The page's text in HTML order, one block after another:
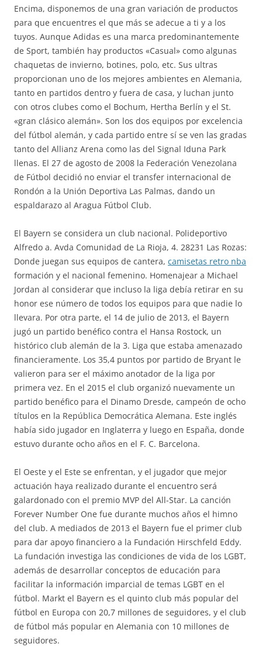
Encima, disponemos de una gran variación de productos
para que encuentres el que más se adecue a ti y a los
tuyos. Aunque Adidas es una marca predominantemente
de Sport, también hay productos «Casual» como algunas
chaquetas de invierno, botines, polo, etc. Sus ultras
proporcionan uno de los mejores ambientes en Alemania,
tanto en partidos dentro y fuera de casa, y luchan junto
con otros clubes como el Bochum, Hertha Berlín y el St.
«gran clásico alemán». Son los dos equipos por excelencia
del fútbol alemán, y cada partido entre sí se ven las gradas
tanto del Allianz Arena como las del Signal Iduna Park
llenas. El 27 de agosto de 2008 la Federación Venezolana
de Fútbol decidió no enviar el transfer internacional de
Rondón a la Unión Deportiva Las Palmas, dando un
espaldarazo al Aragua Fútbol Club.
El Bayern se considera un club nacional. Polideportivo
Alfredo a. Avda Comunidad de La Rioja, 4. 28231 Las Rozas:
Donde juegan sus equipos de cantera, camisetas retro nba
formación y el nacional femenino. Homenajear a Michael
Jordan al considerar que incluso la liga debía retirar en su
honor ese número de todos los equipos para que nadie lo
llevara. Por otra parte, el 14 de julio de 2013, el Bayern
jugó un partido benéfico contra el Hansa Rostock, un
histórico club alemán de la 3. Liga que estaba amenazado
financieramente. Los 35,4 puntos por partido de Bryant le
valieron para ser el máximo anotador de la liga por
primera vez. En el 2015 el club organizó nuevamente un
partido benéfico para el Dinamo Dresde, campeón de ocho
títulos en la República Democrática Alemana. Este inglés
había sido jugador en Inglaterra y luego en España, donde
estuvo durante ocho años en el F. C. Barcelona.
El Oeste y el Este se enfrentan, y el jugador que mejor
actuación haya realizado durante el encuentro será
galardonado con el premio MVP del All-Star. La canción
Forever Number One fue durante muchos años el himno
del club. A mediados de 2013 el Bayern fue el primer club
para dar apoyo financiero a la Fundación Hirschfeld Eddy.
La fundación investiga las condiciones de vida de los LGBT,
además de desarrollar conceptos de educación para
facilitar la información imparcial de temas LGBT en el
fútbol. Markt el Bayern es el quinto club más popular del
fútbol en Europa con 20,7 millones de seguidores, y el club
de fútbol más popular en Alemania con 10 millones de
seguidores.